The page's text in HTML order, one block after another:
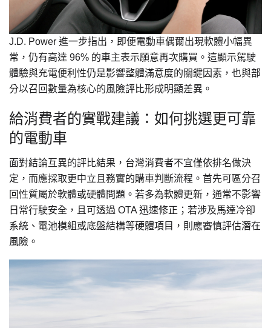
J.D. Power 進一步指出，即便電動車偶爾出現軟體小幅異
常，仍有高達 96% 的車主表示願意再次購買。這顯示駕駛
體驗與充電便利性仍是影響整體滿意度的關鍵因素，也與部
分以召回數量為核心的風險評比形成明顯差異。
給消費者的實戰建議：如何挑選更可靠
的電動車
面對結論互異的評比結果，台灣消費者不宜僅依排名做決
定，而應採取更中立且務實的購車判斷流程。首先可區分召
回性質屬於軟體或硬體問題。若多為軟體更新，通常不影響
日常行駛安全，且可透過 OTA 迅速修正；若涉及馬達冷卻
系統、電池模組或底盤結構等硬體項目，則應審慎評估潛在
風險。